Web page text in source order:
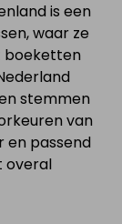
is een
waar ze
boeketten
stemmen
van
en passend
overal